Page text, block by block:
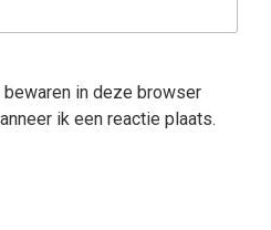
in deze browser
ik een reactie plaats.